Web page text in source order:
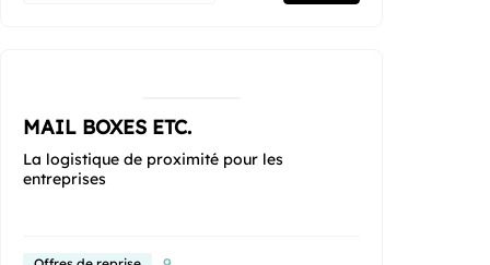
MAIL BOXES ETC.
La logistique de proximité pour les
entreprises